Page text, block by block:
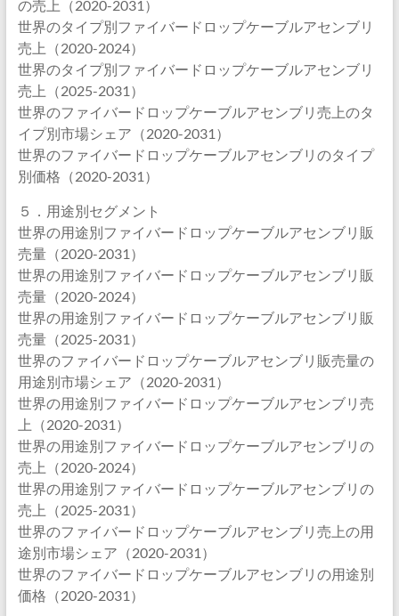
の売上（2020-2031）
世界のタイプ別ファイバードロップケーブルアセンブリ
売上（2020-2024）
世界のタイプ別ファイバードロップケーブルアセンブリ
売上（2025-2031）
世界のファイバードロップケーブルアセンブリ売上のタ
イプ別市場シェア（2020-2031）
世界のファイバードロップケーブルアセンブリのタイプ
別価格（2020-2031）
５．用途別セグメント
世界の用途別ファイバードロップケーブルアセンブリ販
売量（2020-2031）
世界の用途別ファイバードロップケーブルアセンブリ販
売量（2020-2024）
世界の用途別ファイバードロップケーブルアセンブリ販
売量（2025-2031）
世界のファイバードロップケーブルアセンブリ販売量の
用途別市場シェア（2020-2031）
世界の用途別ファイバードロップケーブルアセンブリ売
上（2020-2031）
世界の用途別ファイバードロップケーブルアセンブリの
売上（2020-2024）
世界の用途別ファイバードロップケーブルアセンブリの
売上（2025-2031）
世界のファイバードロップケーブルアセンブリ売上の用
途別市場シェア（2020-2031）
世界のファイバードロップケーブルアセンブリの用途別
価格（2020-2031）